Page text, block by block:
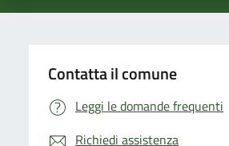
Contatta il comune
Leggi le domande frequenti
Richiedi assistenza